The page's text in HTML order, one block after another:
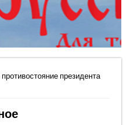
президента